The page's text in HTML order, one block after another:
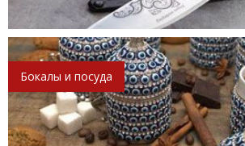
Бокалы и посуда